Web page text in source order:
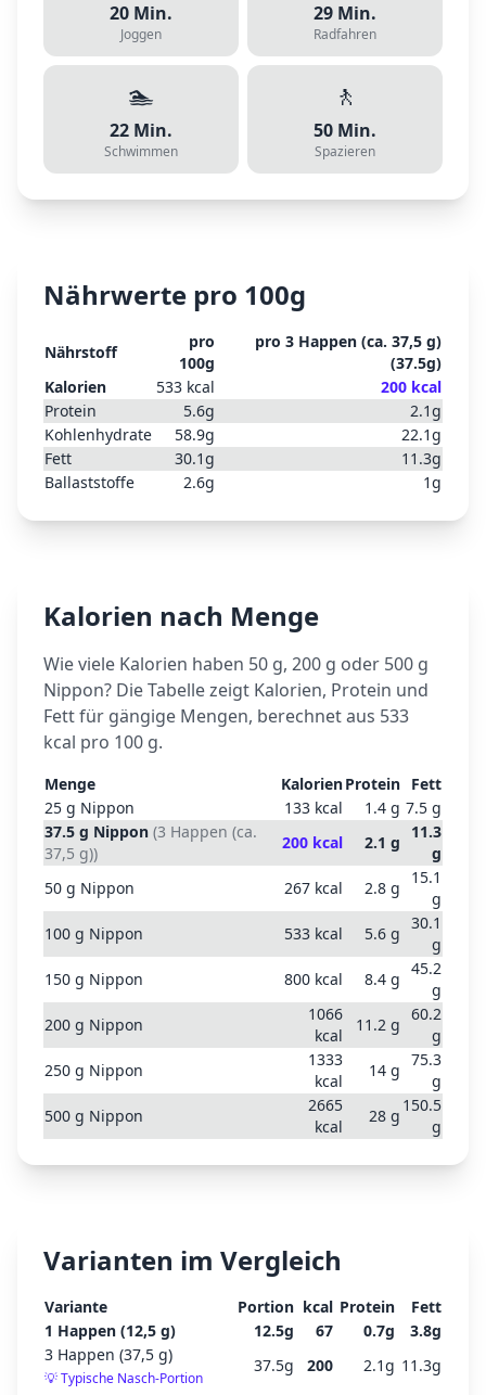
20 Min.
Joggen
29 Min.
Radfahren
🏊
22 Min.
Schwimmen
🚶
50 Min.
Spazieren
Nährwerte pro 100g
Nährstoff
pro
100g
pro 3 Happen (ca. 37,5 g)
(37.5g)
Kalorien
533 kcal 200 kcal
Protein
5.6g 2.1g
Kohlenhydrate
58.9g 22.1g
Fett
30.1g 11.3g
Ballaststoffe
2.6g 1g
Kalorien nach Menge
Wie viele Kalorien haben 50 g, 200 g oder 500 g
Nippon? Die Tabelle zeigt Kalorien, Protein und
Fett für gängige Mengen, berechnet aus 533
kcal pro 100 g.
Menge KalorienProtein Fett
25 g Nippon 133 kcal 1.4 g 7.5 g
37.5 g Nippon (3 Happen (ca.
37,5 g))
200 kcal 2.1 g
11.3
g
50 g Nippon 267 kcal 2.8 g
15.1
g
100 g Nippon 533 kcal 5.6 g
30.1
g
150 g Nippon 800 kcal 8.4 g
45.2
g
200 g Nippon
1066
kcal
11.2 g
60.2
g
250 g Nippon
1333
kcal
14 g
75.3
g
500 g Nippon
2665
kcal
28 g
150.5
g
Varianten im Vergleich
Variante Portion kcal Protein
Fett
1 Happen (12,5 g)
12.5g 67 0.7g 3.8g
3 Happen (37,5 g)
💡Typische Nasch-Portion
37.5g 200 2.1g 11.3g